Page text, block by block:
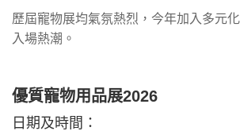
歷屆寵物展均氣氛熱烈，今年加入多元
入場熱潮。
優質寵物用品展2026
日期及時間：